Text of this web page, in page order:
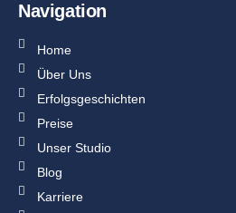
Navigation
Home
Über Uns
Erfolgsgeschichten
Preise
Unser Studio
Blog
Karriere